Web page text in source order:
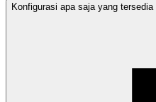
Konfigurasi apa saja yang